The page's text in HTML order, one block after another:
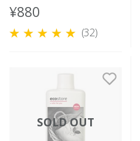
500mL
¥880
(32)
SOLD OUT